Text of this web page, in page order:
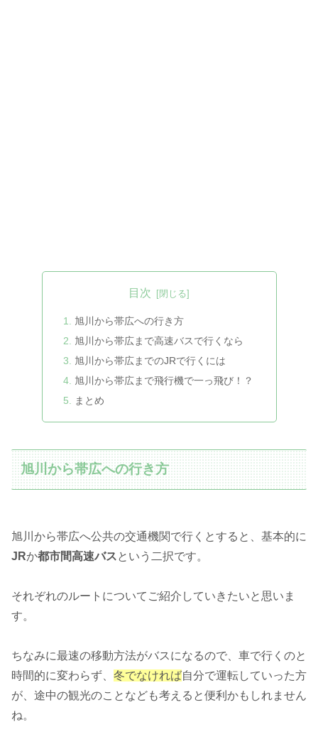
目次
旭川から帯広への行き方
旭川から帯広まで高速バスで行くなら
旭川から帯広までのJRで行くには
旭川から帯広まで飛行機で一っ飛び！？
まとめ
旭川から帯広への行き方
旭川から帯広へ公共の交通機関で行くとすると、基本的に
JRか都市間高速バスという二択です。
それぞれのルートについてご紹介していきたいと思いま
す。
ちなみに最速の移動方法がバスになるので、車で行くのと
時間的に変わらず、 冬でなければ自分で運転していった方
が、途中の観光のことなども考えると便利かもしれません
ね。